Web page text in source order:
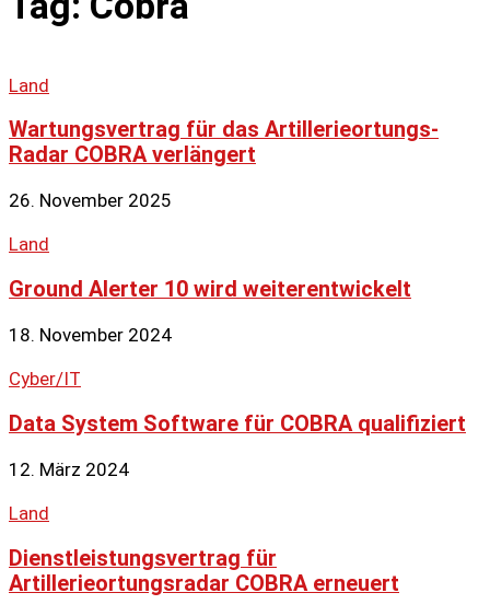
Land
Wartungsvertrag für das Artillerieortungs-
Radar COBRA verlängert
26. November 2025
Land
Ground Alerter 10 wird weiterentwickelt
18. November 2024
Cyber/IT
Data System Software für COBRA qualifiziert
12. März 2024
Land
Dienstleistungsvertrag für
Artillerieortungsradar COBRA erneuert